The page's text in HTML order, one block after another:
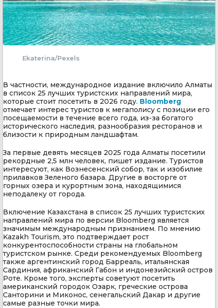
Ekaterina/Pexels
В частности, международное издание включило Алматы
в список 25 лучших туристских направлений мира,
которые стоит посетить в 2026 году. Bloomberg
отмечает интерес туристов к мегаполису с позиции его
посещаемости в течение всего года, из-за богатого
исторического наследия, разнообразия ресторанов и
близости к природным ландшафтам.
За первые девять месяцев 2025 года Алматы посетили
рекордные 2,5 млн человек, пишет издание. Туристов
интересуют, как Вознесенский собор, так и изобилие
прилавков Зеленого базара. Другие в восторге от
горных озера и курортным зона, находящимися
неподалеку от города.
Включение Казахстана в список 25 лучших туристских
направлений мира по версии Bloomberg является
значимым международным признанием. По мнению
Kazakh Tourism, это подтверждает рост
конкурентоспособности страны на глобальном
туристском рынке. Среди рекомендуемых Bloomberg
также аргентинский город Барреаль, итальянская
Сардиния, африканский Габон и индонезийский остров
Роте. Кроме того, эксперты советуют посетить
американский городок Озарк, греческие острова
Санторини и Миконос, сенегальский Дакар и другие
самые разные точки мира.